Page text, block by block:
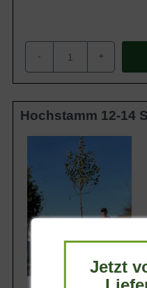
- +
Hochstamm 12-14
Jetzt